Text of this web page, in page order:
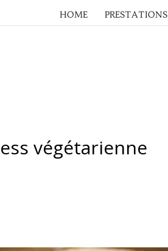
HOME PRESTATIONS
végétarienne